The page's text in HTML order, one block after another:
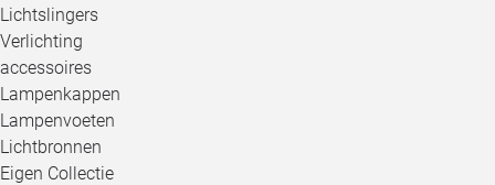
Lichtslingers
Verlichting
accessoires
Lampenkappen
Lampenvoeten
Lichtbronnen
Eigen Collectie